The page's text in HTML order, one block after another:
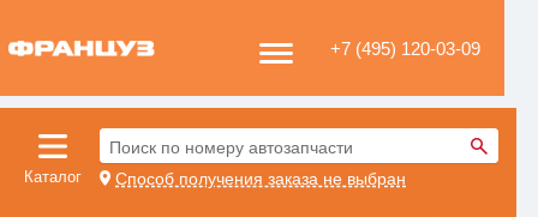
+7 (495) 120-03-09
Каталог
Поиск по номеру автозапчасти
Способ получения заказа не выбран